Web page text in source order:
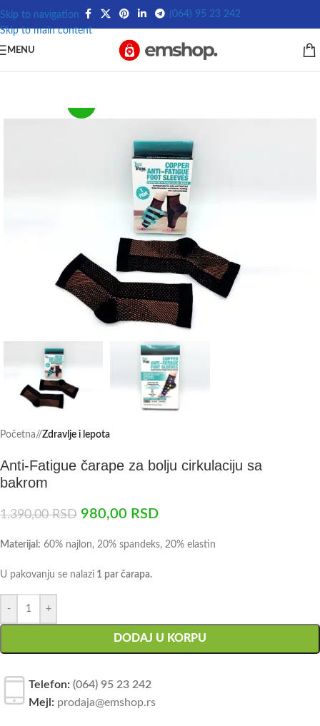
Skip to navigation
Skip to main content
(064) 95 23 242
MENU
Početna/ Zdravlje i lepota
Anti-Fatigue čarape za bolju cirkulaciju sa
bakrom
1.390,00RSD 980,00 RSD
Materijal: 60% najlon, 20% spandeks, 20% elastin
U pakovanju se nalazi 1 par čarapa.
- +
DODAJ U KORPU
Telefon: (064) 95 23 242
Mejl: prodaja@emshop.rs